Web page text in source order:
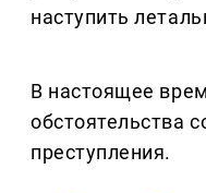
наступить
В настоящее
обстоятельства
преступления.